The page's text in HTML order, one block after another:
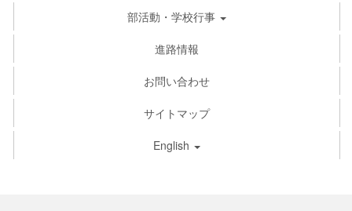
部活動・学校行事
進路情報
お問い合わせ
サイトマップ
English